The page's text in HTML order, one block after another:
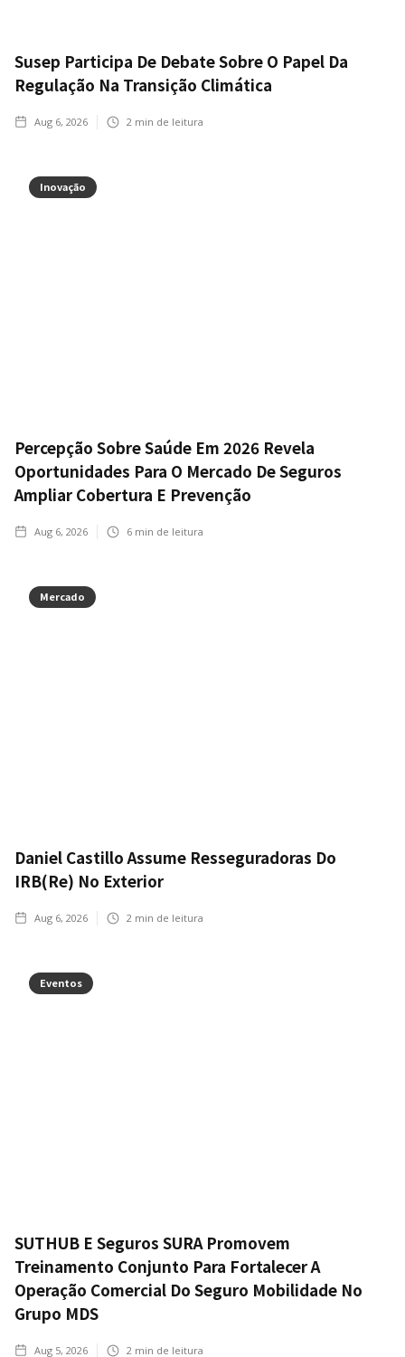
Susep Participa De Debate Sobre O Papel Da
Regulação Na Transição Climática
Aug 6, 2026 2 min de leitura
Inovação
Percepção Sobre Saúde Em 2026 Revela
Oportunidades Para O Mercado De Seguros
Ampliar Cobertura E Prevenção
Aug 6, 2026 6 min de leitura
Mercado
Daniel Castillo Assume Resseguradoras Do
IRB(Re) No Exterior
Aug 6, 2026 2 min de leitura
Eventos
SUTHUB E Seguros SURA Promovem
Treinamento Conjunto Para Fortalecer A
Operação Comercial Do Seguro Mobilidade No
Grupo MDS
Aug 5, 2026 2 min de leitura